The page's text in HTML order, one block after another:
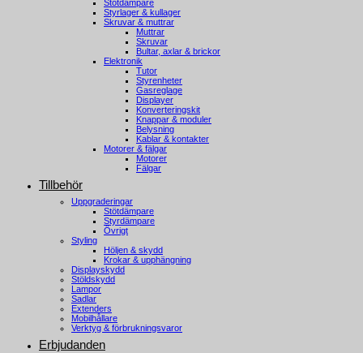
Stötdämpare
Styrlager & kullager
Skruvar & muttrar
Muttrar
Skruvar
Bultar, axlar & brickor
Elektronik
Tutor
Styrenheter
Gasreglage
Displayer
Konverteringskit
Knappar & moduler
Belysning
Kablar & kontakter
Motorer & fälgar
Motorer
Fälgar
Tillbehör
Uppgraderingar
Stötdämpare
Styrdämpare
Övrigt
Styling
Höljen & skydd
Krokar & upphängning
Displayskydd
Stöldskydd
Lampor
Sadlar
Extenders
Mobilhållare
Verktyg & förbrukningsvaror
Erbjudanden